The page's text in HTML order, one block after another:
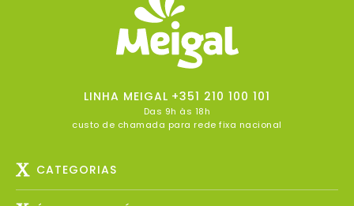
LINHA MEIGAL +351 210 100 101
Das 9h às 18h
custo de chamada para rede fixa nacional
CATEGORIAS